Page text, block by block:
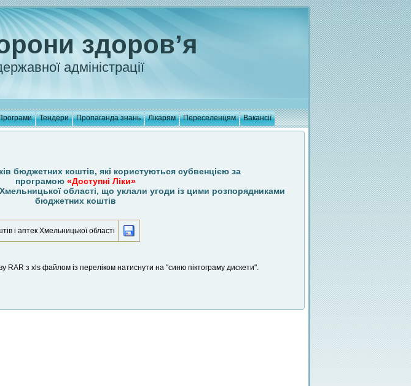
здоров’я
адміністрації
Тендери Пропаганда знань Лікарям Переселенцям Вакансії
бюджетних коштів, які користуються субвенцією за
програмою «Доступні Ліки»
Хмельницької області, що уклали угоди із цими розпорядниками
бюджетних коштів
і аптек Хмельницької області
RAR з xls файлом із переліком натиснути на "синю піктограму дискети".